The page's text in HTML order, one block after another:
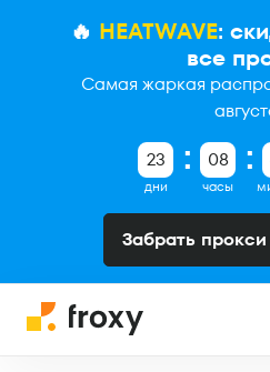
🔥 HEATWAVE:
все
Самая жаркая
23
дни
08
часы
Забрать